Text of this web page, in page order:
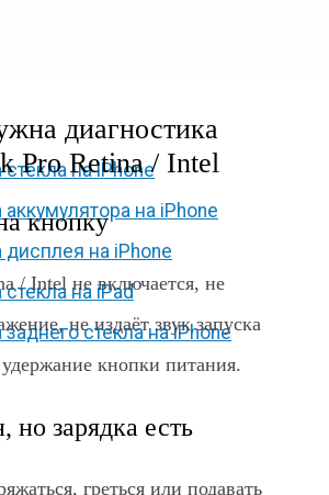
на iPhone
на iPhone
на iPhone
на iPad
стекла на iPhone
диагностика
Pro Retina / Intel
кнопку
/ Intel не включается, не
не издаёт звук запуска
кнопки питания.
но зарядка есть
греться или подавать